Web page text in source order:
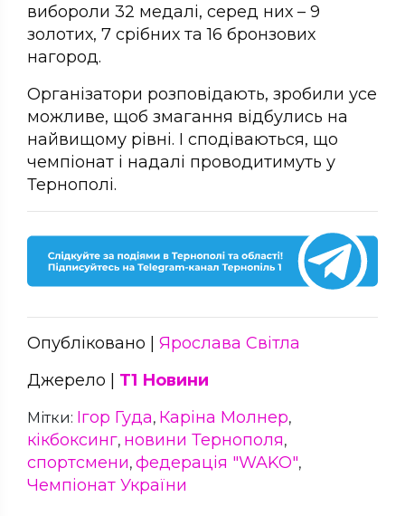
вибороли 32 медалі, серед них – 9
золотих, 7 срібних та 16 бронзових
нагород.
Організатори розповідають, зробили усе
можливе, щоб змагання відбулись на
найвищому рівні. І сподіваються, що
чемпіонат і надалі проводитимуть у
Тернополі.
Опубліковано | Ярослава Світла
Джерело | Т1 Новини
Мітки: Ігор Гуда, Каріна Молнер,
кікбоксинг, новини Тернополя,
спортсмени, федерація "WAKO",
Чемпіонат України